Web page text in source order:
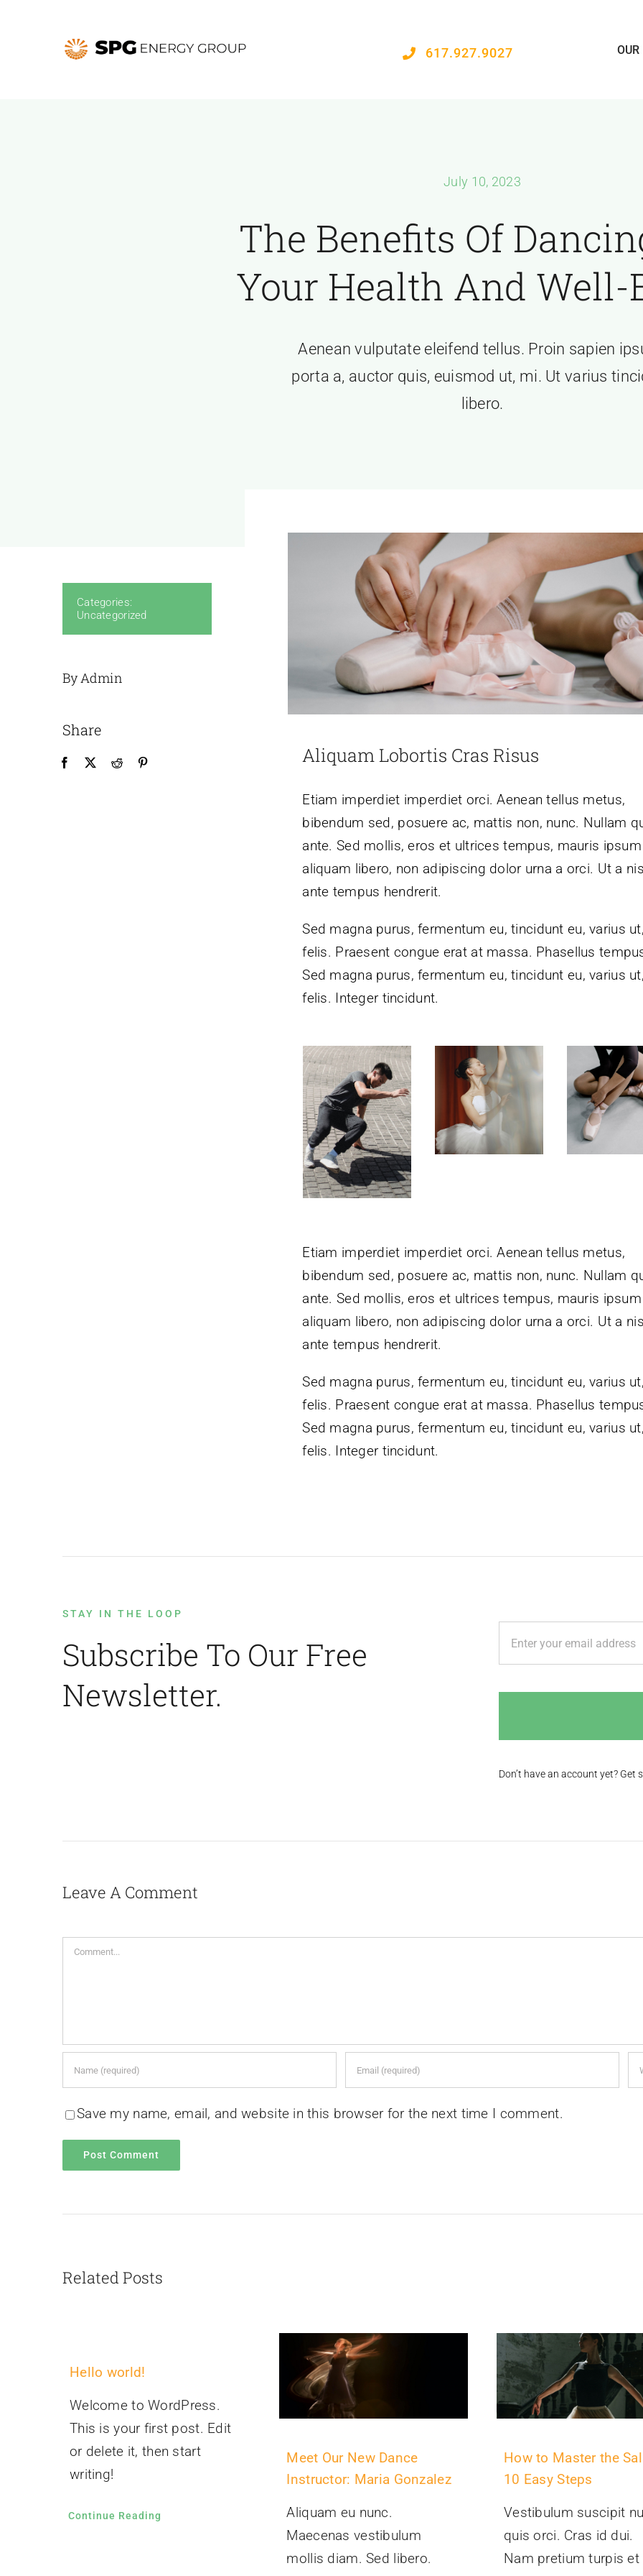
617.927.9027 OUR
July 10, 2023
The Benefits Of
Your Health And Well-
Aenean vulputate eleifend tellus. Proin sapien
porta a, auctor quis, euismod ut, mi. Ut varius
libero.
Categories:
Uncategorized
By Admin
Share
Aliquam Lobortis Cras Risus
Etiam imperdiet imperdiet orci. Aenean tellus metus,
bibendum sed, posuere ac, mattis non, nunc. Nullam
ante. Sed mollis, eros et ultrices tempus, mauris ipsum
aliquam libero, non adipiscing dolor urna a orci. Ut a
ante tempus hendrerit.
Sed magna purus, fermentum eu, tincidunt eu, varius ut,
felis. Praesent congue erat at massa. Phasellus
Sed magna purus, fermentum eu, tincidunt eu, varius ut,
felis. Integer tincidunt.
Etiam imperdiet imperdiet orci. Aenean tellus metus,
bibendum sed, posuere ac, mattis non, nunc. Nullam
ante. Sed mollis, eros et ultrices tempus, mauris ipsum
aliquam libero, non adipiscing dolor urna a orci. Ut a
ante tempus hendrerit.
Sed magna purus, fermentum eu, tincidunt eu, varius ut,
felis. Praesent congue erat at massa. Phasellus
Sed magna purus, fermentum eu, tincidunt eu, varius ut,
felis. Integer tincidunt.
STAY IN THE LOOP
Subscribe To Our Free
Newsletter.
Don’t have an account yet? Get
Leave A Comment
Comment
Save my name, email, and website in this browser for the next time I comment.
Related Posts
Hello world!
Welcome to WordPress.
This is your first post. Edit
or delete it, then start
writing!
Continue Reading
Meet Our New Dance
Instructor: Maria Gonzalez
Aliquam eu nunc.
Maecenas vestibulum
mollis diam. Sed libero.
How to Master the
10 Easy Steps
Vestibulum suscipit
quis orci. Cras id dui.
Nam pretium turpis et